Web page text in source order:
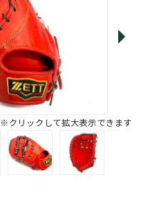
※クリックして拡大表示できます